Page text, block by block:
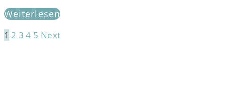
Weiterlesen
Seitennummerierung
1 2 3 4 5 Next